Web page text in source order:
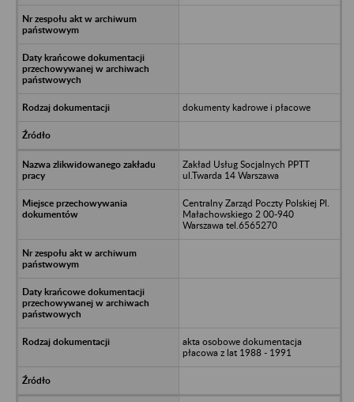
dokumenty kadrowe i płacowe
Zakład Usług Socjalnych PPTT
ul.Twarda 14 Warszawa
Centralny Zarząd Poczty Polskiej Pl.
Małachowskiego 2 00-940
Warszawa tel.6565270
akta osobowe dokumentacja
płacowa z lat 1988 - 1991